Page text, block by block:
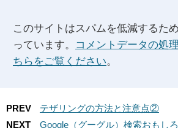
このサイトはスパムを低減するた
っています。
コメントデータの処
ちらをご覧ください。
PREV
テザリングの方法と注意点②
NEXT
Google（グーグル）検索おもし